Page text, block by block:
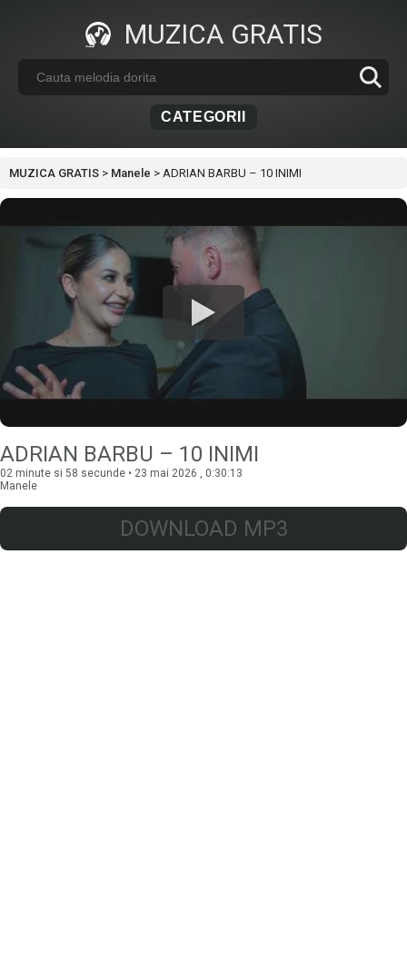
MUZICA GRATIS
CATEGORII
MUZICA GRATIS > Manele > ADRIAN BARBU – 10 INIMI
ADRIAN BARBU – 10 INIMI
02 minute si 58 secunde • 23 mai 2026 , 0:30:13
Manele
DOWNLOAD MP3